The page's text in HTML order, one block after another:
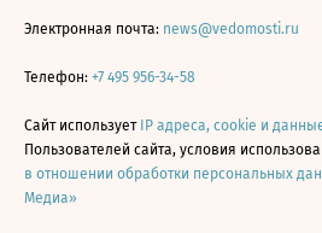
Электронная почта: news@vedomosti.ru
Телефон: +7 495 956-34-58
Сайт использует IP адреса, cookie и
Пользователей сайта, условия
в отношении обработки персональных
Медиа»